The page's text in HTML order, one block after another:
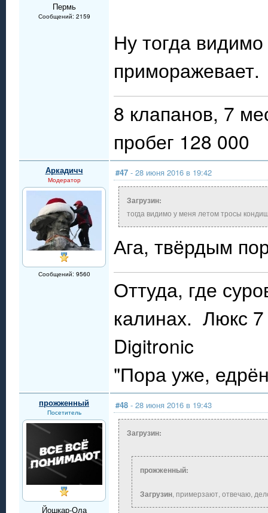
Пермь
Сообщений: 2159
Ну тогда
приморажевает.
8 клапанов, 7
пробег 128 000
Аркадичч
Модератор
Сообщений: 9560
#47 - 28 июня 2016 в 19:42
Загрузин:
тогда видимо у меня летом тросы
Ага, твёрдым
Оттуда, где
калинах. Люкс
Digitronic
"Пора уже,
прожженный
Посетитель
Йошкар-Ола
#48 - 28 июня 2016 в 19:43
Загрузин:
прожженный:
Загрузин, примерзают, отвечаю,